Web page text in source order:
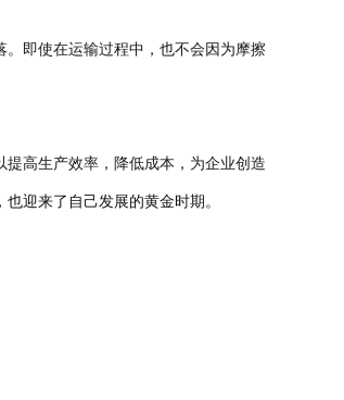
即使在运输过程中，也不会因为摩擦
高生产效率，降低成本，为企业创造
迎来了自己发展的黄金时期。